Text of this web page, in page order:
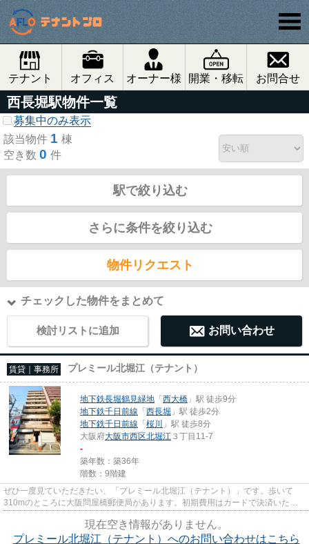
テナント オフィス オーナー様 開業・移転 お問合せ
西長堀駅物件一覧
募集中のみ表示
該当物件 1 棟
空き数 0 件
駅で絞り込む
さらに条件を絞り込む
物件リクエスト
チェックした物件をまとめて
検討リストに追加 お問い合わせ
賃貸｜事務所 プレミール北堀江（テナント）
地下鉄長堀鶴見緑地 「西大橋 」駅 徒歩9分
地下鉄千日前線 「西長堀 」駅 徒歩2分
地下鉄千日前線 「桜川
」駅 徒歩8分
大阪府大阪市西区北堀江 ３丁目11-7
-
築年数：築36年
階数：9階建
ぜひ一度見ていただきたい、「プレミール北堀江（テナント）」です。歩いて
310mのところに大阪問屋橋郵便局があります。初期費用はカードで決済いただ
けます。駐車場までの距離は300m...
現在空き情報がありません。
プレミール北堀江（テナント）へのお問い合わせはこちら